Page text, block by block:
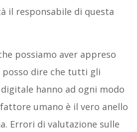
il responsabile di questa
possiamo aver appreso
posso dire che tutti gli
hanno ad ogni modo
umano è il vero anello
Errori di valutazione sulle